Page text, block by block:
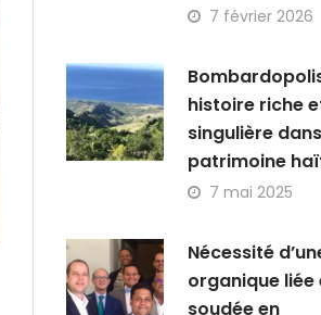
7 février 2026
histoire riche
singulière
patrimoine
7 mai 2025
Nécessité
organique liée
soudée en